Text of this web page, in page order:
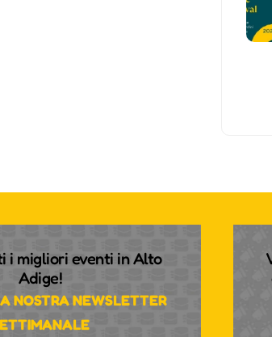
i migliori eventi in Alto
Adige!
NOSTRA NEWSLETTER